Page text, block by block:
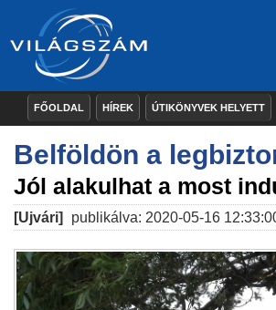
FŐOLDAL HÍREK ÚTIKÖNYVEK HELYETT
Belföldön a
Jól alakulhat a most
[Ujvári] publikálva: 2020-05-16